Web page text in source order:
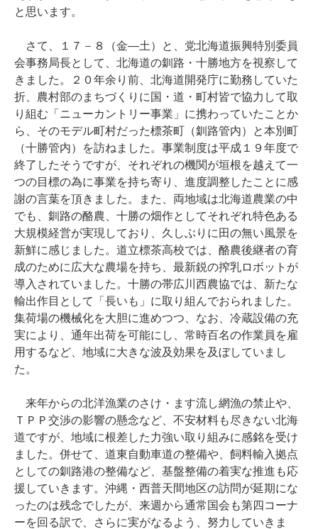
と思います。
さて、１７－８（金―土）と、党北海道振興特別委員
会事務局長として、北海道の釧路・十勝地方を視察して
きました。２０年余り前、北海道開発庁に勤務していた
折、農村部のまちづくりに国・道・町村皆で協力して取
り組む「ニューカントリー事業」に携わっていたことか
ら、そのモデル町村だった標茶町（釧路管内）と本別町
（十勝管内）を訪ねました。事業制度は平成１９年度で
終了したそうですが、それぞれの機関が垣根を越えて一
つの目標の為に事業を持ち寄り、進度調整したことに感
謝の言葉を頂きました。また、両地域は北海道農業の中
でも、釧路の酪農、十勝の畑作としてそれぞれ特色ある
大規模経営が実現しており、久しぶりに田の無い風景を
新鮮に感じました。道立標茶高校では、酪農後継者の育
成のために広大な農場を持ち、最新鋭の搾乳ロボットが
導入されていました。十勝の帯広川西農協では、新たな
輸出作目として「長いも」に取り組んでおられました。
集荷場の機械化を大胆に進めつつ、なお、冷蔵設備の充
実により、通年出荷を可能にし、常時百名の作業員を雇
用するなど、地域に大きな波及効果を及ぼしていまし
た。
来年からの北洋漁業のさけ・ます流し網漁の禁止や、
ＴＰＰ交渉の影響の懸念など、不安材料も尽きない北海
道ですが、地域に根差した力強い取り組みに感銘を受け
ました。併せて、道東自動車道の整備や、飼料輸入拠点
としての釧路港の整備など、基盤整備の着実な推進も応
援していきます。沖縄・西普天間地区の訪問が延期にな
ったのは残念でしたが、来週から通常国会も第四コーナ
ーを回る訳で、さらに実がなるよう、努力していきま